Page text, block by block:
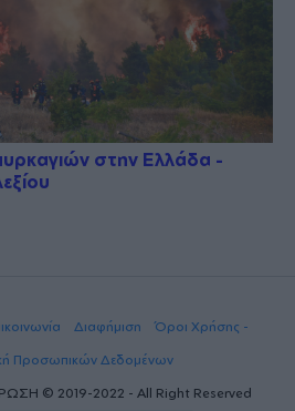
στην Ελλάδα -
Διαφήμιση
Όροι Χρήσης -
Προσωπικών Δεδομένων
© 2019-2022 - All Right Reserved